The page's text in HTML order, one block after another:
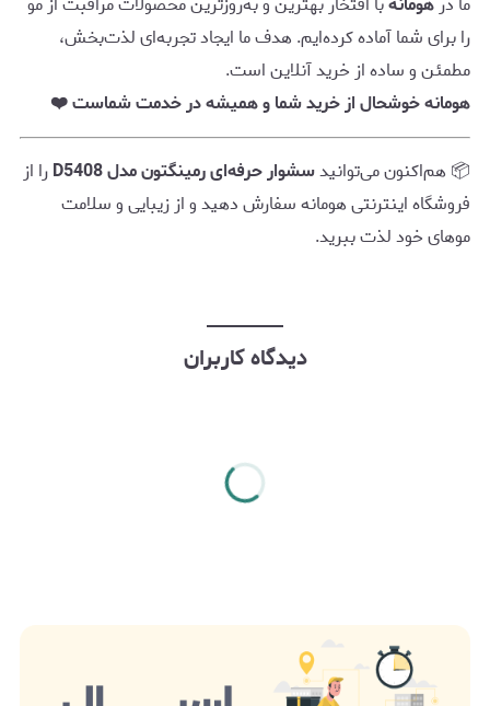
را برای شما آماده کرده‌ایم. هدف ما ایجاد تجربه‌ای لذت‌بخش،
مطمئن و ساده از خرید آنلاین است.
هومانه خوشحال از خرید شما و همیشه در خدمت شماست ❤️
📦 هم‌اکنون می‌توانیدسشوار حرفه‌ای رمینگتون مدل D5408
را از
فروشگاه اینترنتی هومانه سفارش دهید و از زیبایی و سلامت
موهای خود لذت ببرید.
دیدگاه کاربران